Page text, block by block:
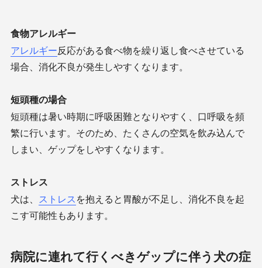
食物アレルギー
アレルギー反応がある食べ物を繰り返し食べさせている
場合、消化不良が発生しやすくなります。
短頭種の場合
短頭種は暑い時期に呼吸困難となりやすく、口呼吸を頻
繁に行います。そのため、たくさんの空気を飲み込んで
しまい、ゲップをしやすくなります。
ストレス
犬は、 ストレス を抱えると胃酸が不足し、消化不良を起
こす可能性もあります。
病院に連れて行くべきゲップに伴う犬の症